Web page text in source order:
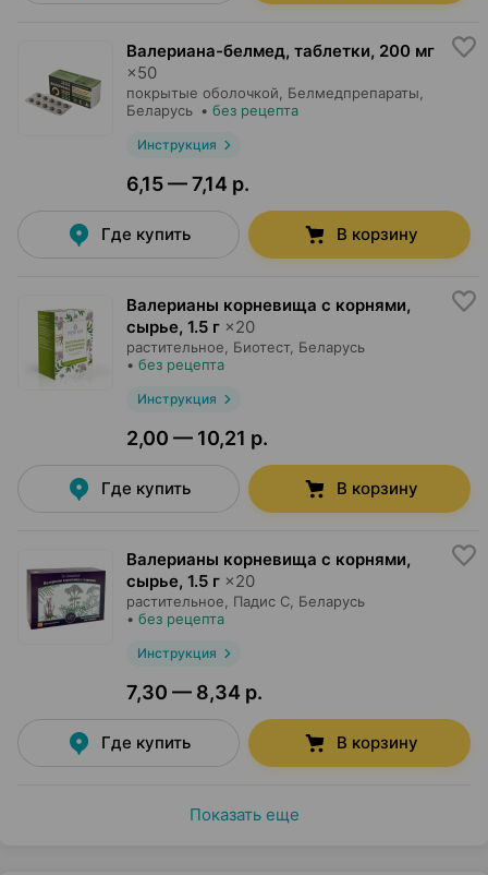
Валериана-белмед, таблетки, 200 мг
×50
покрытые оболочкой, Белмедпрепараты
Беларусь • без рецепта
Инструкция
6,15 — 7,14 р.
Где купить В корзину
Валерианы корневища с корнями,
сырье, 1.5 г ×20
растительное, Биотест, Беларусь
• без рецепта
Инструкция
2,00 — 10,21 р.
Где купить В корзину
Валерианы корневища с корнями,
сырье, 1.5 г ×20
растительное, Падис С , Беларусь
• без рецепта
Инструкция
7,30 — 8,34 р.
Где купить В корзину
Показать еще